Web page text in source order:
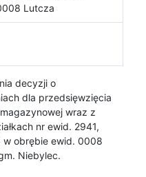
Lutcza
decyzji o
dla przedsięwzięcia
wraz z
nr ewid. 2941,
obrębie ewid. 0008
Niebylec.